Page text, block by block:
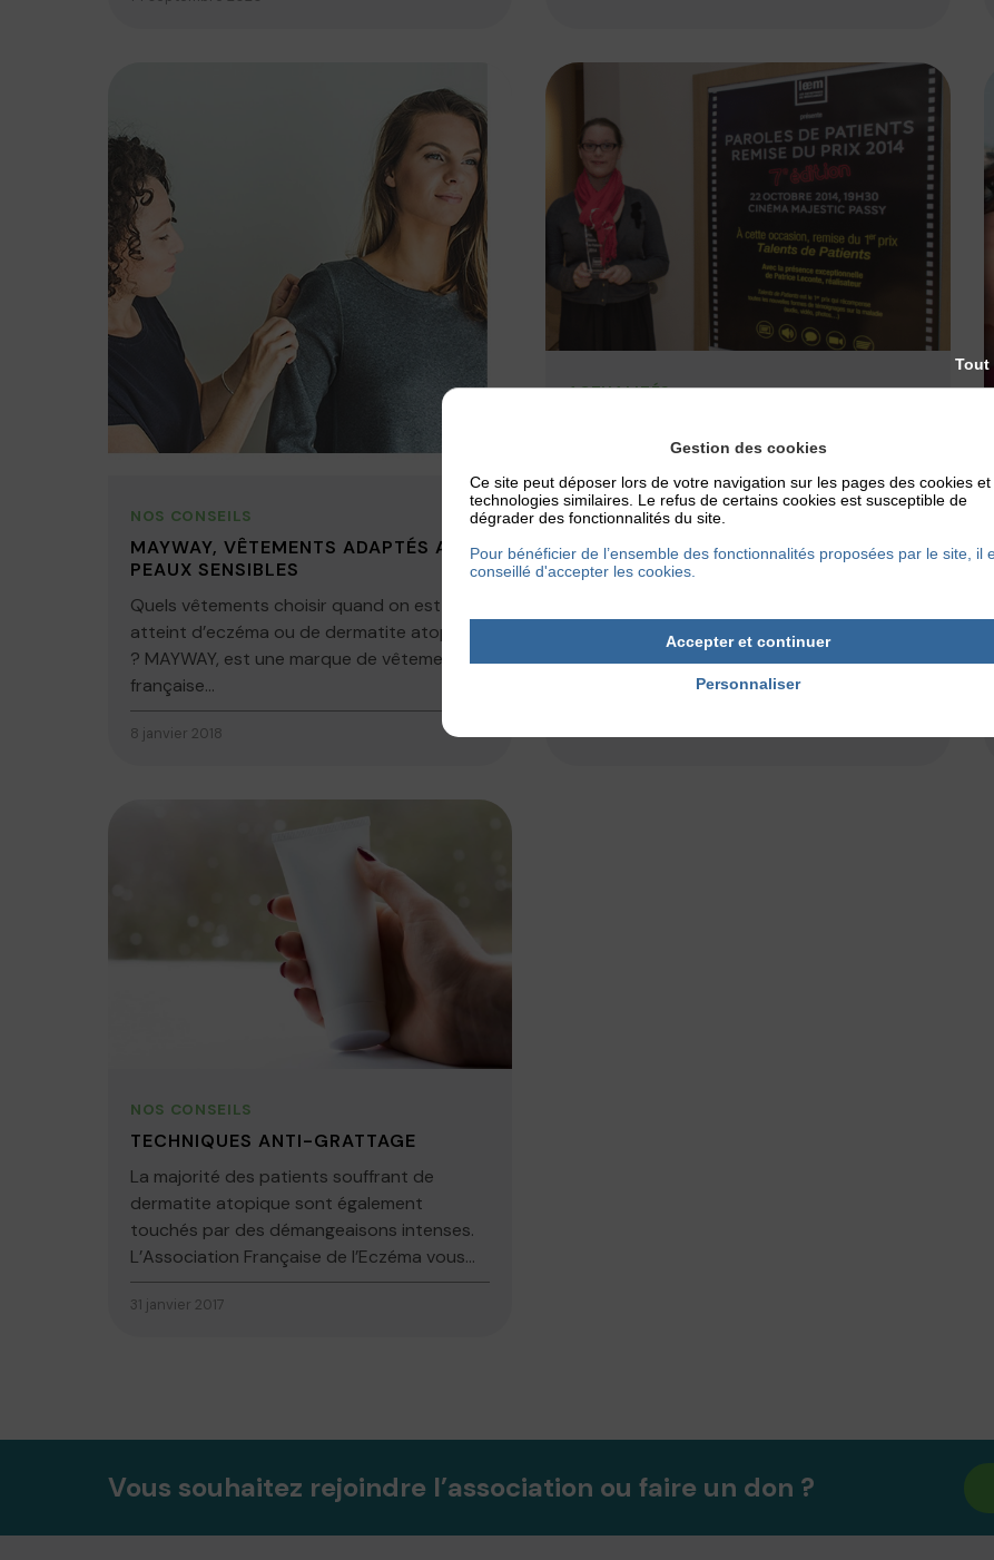
NOS CONSEILS
MAYWAY, VÊTEMENTS ADAPTÉS AUX
PEAUX SENSIBLES
Quels vêtements choisir quand on est
atteint d’eczéma ou de dermatite atopique
? MAYWAY, est une marque de vêtements
française...
8 janvier 2018
ACTUALITÉS
Vous souvenez-vous, c’était en 2014.
Stéphanie Merhand remporta le 1er Prix
Talents de Patients organisé par les
21 novembre 2017
NOS CONSEILS
TECHNIQUES ANTI-GRATTAGE
La majorité des patients souffrant de
dermatite atopique sont également
touchés par des démangeaisons intenses.
L’Association Française de l’Eczéma vous...
31 janvier 2017
Vous souhaitez rejoindre l’association ou faire un don ?
Gestion des cookies
Ce site peut déposer lors de votre navigation sur les pages des cookies et
technologies similaires. Le refus de certains cookies est susceptible de
dégrader des fonctionnalités du site.
Pour bénéficier de l’ensemble des fonctionnalités proposées par le site, il
conseillé d'accepter les cookies.
Accepter et continuer
Tout
Personnaliser